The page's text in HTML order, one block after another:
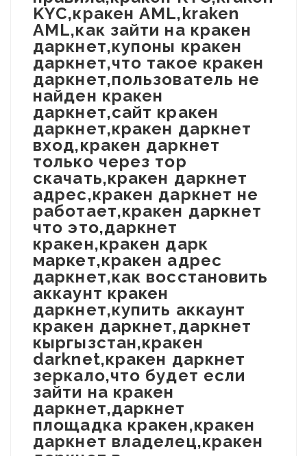
KYC,кракен AML,kraken
AML,как зайти на кракен
даркнет,купоны кракен
даркнет,что такое кракен
даркнет,пользователь не
найден кракен
даркнет,сайт кракен
даркнет,кракен даркнет
вход,кракен даркнет
только через тор
скачать,кракен даркнет
адрес,кракен даркнет не
работает,кракен даркнет
что это,даркнет
кракен,кракен дарк
маркет,кракен адрес
даркнет,как восстановить
аккаунт кракен
даркнет,купить аккаунт
кракен даркнет,даркнет
кыргызстан,кракен
darknet,кракен даркнет
зеркало,что будет если
зайти на кракен
даркнет,даркнет
площадка кракен,кракен
даркнет владелец,кракен